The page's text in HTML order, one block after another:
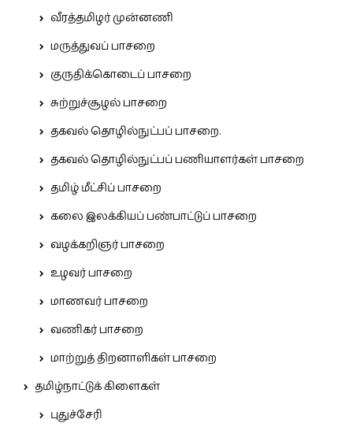
வீரத்தமிழர் முன்னணி
மருத்துவப் பாசறை
குருதிக்கொடைப் பாசறை
சுற்றுச்சூழல் பாசறை
தகவல் தொழில்நுட்பப் பாசறை.
தகவல் தொழில்நுட்பப் பணியாளர்கள் பாசறை
தமிழ் மீட்சிப் பாசறை
கலை இலக்கியப் பண்பாட்டுப் பாசறை
வழக்கறிஞர் பாசறை
உழவர் பாசறை
மாணவர் பாசறை
வணிகர் பாசறை
மாற்றுத் திறனாளிகள் பாசறை
தமிழ்நாட்டுக் கிளைகள்
புதுச்சேரி